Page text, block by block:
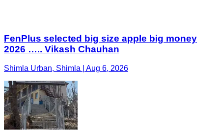
FenPlus selected big size apple big money
2026 ….. Vikash Chauhan
Shimla Urban, Shimla | Aug 6, 2026